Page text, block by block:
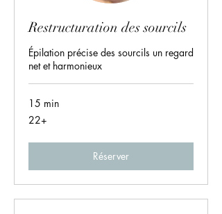
Restructuration des sourcils
Épilation précise des sourcils un regard
net et harmonieux
15 min
22+
22+
Réserver